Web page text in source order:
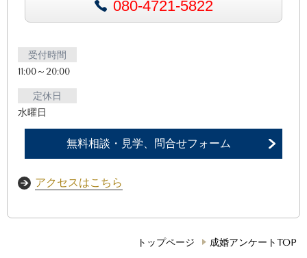
080-4721-5822
受付時間
11:00～20:00
定休日
水曜日
無料相談・見学、問合せフォーム
アクセスはこちら
トップページ 成婚アンケートTOP